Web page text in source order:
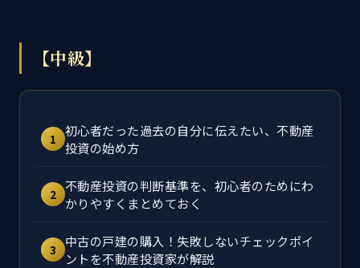
【中級】
1 初心者だった過去の自分に伝えたい、不動産
投資の始め方
2 不動産投資の判断基準を、初心者のためにわ
かりやすくまとめておく
3
中古の戸建の購入！失敗しないチェックポイ
ントを不動産投資家が解説